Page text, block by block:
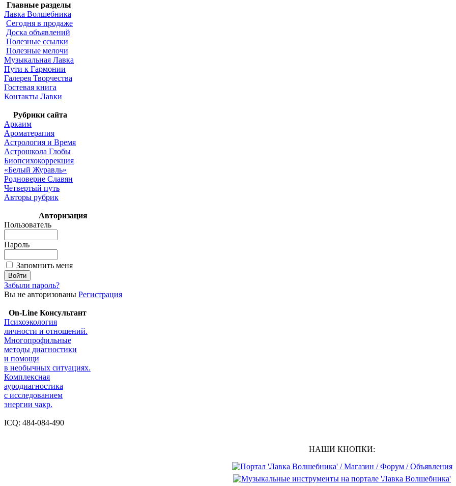
Главные разделы
Лавка Волшебника
Сегодня в продаже
Доска объявлений
Полезные ссылки
Полезные мелочи
Музыкальная Лавка
Пути к Гармонии
Галерея Творчества
Гостевая книга
Контакты Лавки
Рубрики сайта
Аркаим
Ароматерапия
Астрология и Время
Астрошкола Глобы
Биопсихокоррекция
«Белый Журавль»
Родноверие Славян
Четвертый путь
Авторы рубрик
Авторизация
Пользователь
Пароль
Запомнить меня
Забыли пароль?
Вы не авторизованы Регистрация
On-Line Консультант
Психоэкология
личности и отношений.
Многопрофильные
методы диагностики
и помощи
в необычных ситуациях.
Комплексная
ауродиагностика
с исследованием
энергии чакр.
ICQ: 484-084-490
НАШИ КНОПКИ: